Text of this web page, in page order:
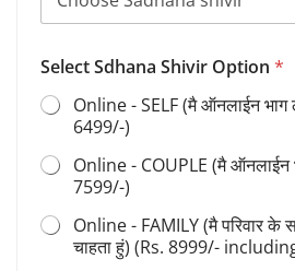
i
s
N
a
m
S
e
e
Select Sdhana Shivir Option *
Online - SELF (मै ऑनलाईन भाग
6499/-)
Online - COUPLE (मै ऑनलाईन
7599/-)
Online - FAMILY (मै परिवार के
चाहता हुं) (Rs. 8999/-